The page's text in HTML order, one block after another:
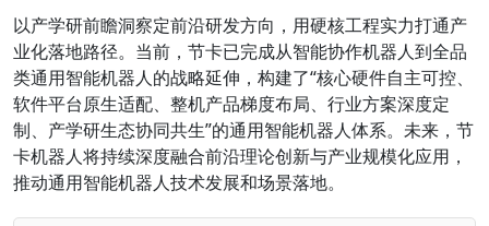
以产学研前瞻洞察定前沿研发方向，用硬核工程实力打通产
业化落地路径。当前，节卡已完成从智能协作机器人到全品
类通用智能机器人的战略延伸，构建了“核心硬件自主可控、
软件平台原生适配、整机产品梯度布局、行业方案深度定
制、产学研生态协同共生”的通用智能机器人体系。未来，节
卡机器人将持续深度融合前沿理论创新与产业规模化应用，
推动通用智能机器人技术发展和场景落地。